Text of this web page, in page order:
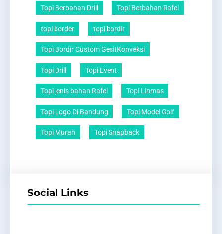
Topi Berbahan Drill Topi Berbahan Rafel
topi border topi bordir
Topi Bordir Custom GesitKonveksi
Topi Drill Topi Event
Topi jenis bahan Rafel Topi Linmas
Topi Logo Di Bandung Topi Model Golf
Topi Murah Topi Snapback
Social Links